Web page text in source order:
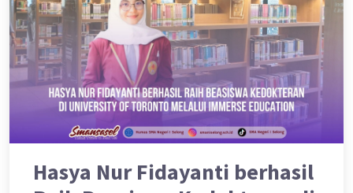
Hasya Nur Fidayanti berhasil